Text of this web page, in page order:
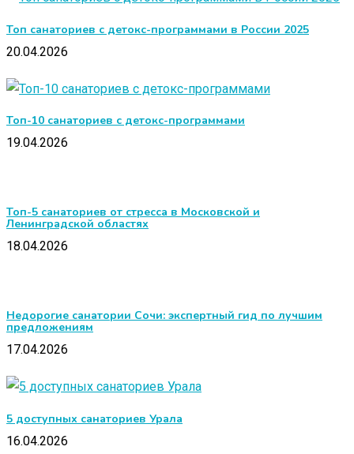
Топ санаториев с детокс-программами в России 2025
20.04.2026
Топ-10 санаториев с детокс-программами
19.04.2026
Топ-5 санаториев от стресса в Московской и
Ленинградской областях
18.04.2026
Недорогие санатории Сочи: экспертный гид по лучшим
предложениям
17.04.2026
5 доступных санаториев Урала
16.04.2026